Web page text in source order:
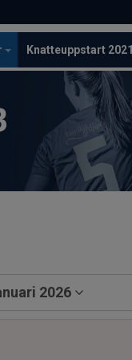
Knatteuppstart 2021
2026